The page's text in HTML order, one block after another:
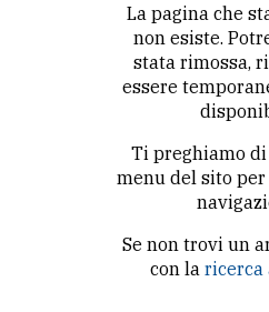
La pagina che
non esiste.
stata rimossa,
essere
Ti preghiamo
menu del sito
Se non trovi un
con la ricerca